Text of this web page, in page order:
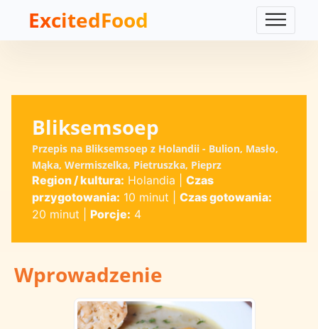
ExcitedFood
Bliksemsoep
Przepis na Bliksemsoep z Holandii - Bulion, Masło,
Mąka, Wermiszelka, Pietruszka, Pieprz
Region / kultura: Holandia
Czas
przygotowania: 10 minut
Czas gotowania:
20 minut
Porcje: 4
Wprowadzenie